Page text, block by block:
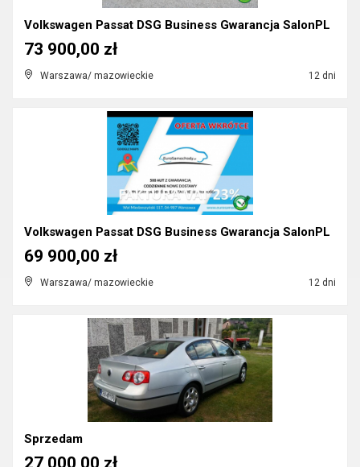
Volkswagen Passat DSG Business Gwarancja SalonPL
Warszawa/ mazowieckie 12 dni
73 900,00 zł
Volkswagen Passat DSG Business Gwarancja SalonPL
Warszawa/ mazowieckie 12 dni
69 900,00 zł
Sprzedam
27 000,00 zł